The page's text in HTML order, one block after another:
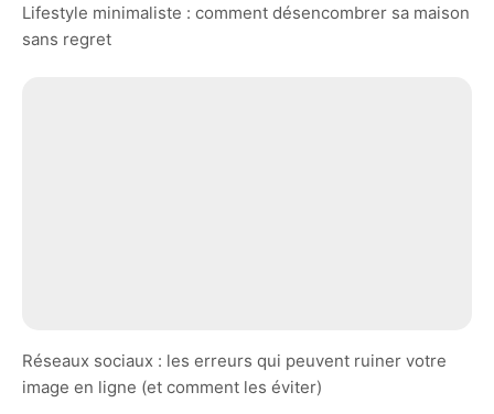
Lifestyle minimaliste : comment désencombrer sa maison
sans regret
Réseaux sociaux : les erreurs qui peuvent ruiner votre
image en ligne (et comment les éviter)